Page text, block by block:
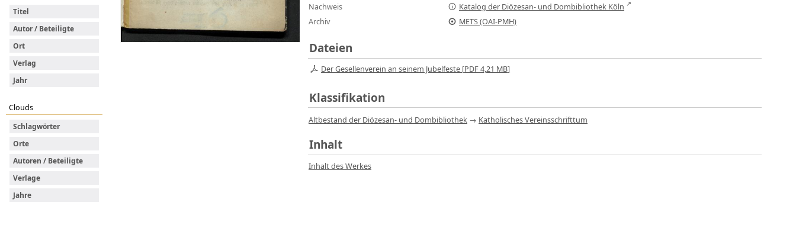
Titel
Autor / Beteiligte
Ort
Verlag
Jahr
Clouds
Schlagwörter
Orte
Autoren / Beteiligte
Verlage
Jahre
Nachweis
Katalog der Diözesan- und Dombibliothek Köln
Archiv
METS (OAI-PMH)
Dateien
Der Gesellenverein an seinem Jubelfeste [PDF4,21 MB]
Klassifikation
Altbestand der Diözesan- und Dombibliothek → Katholisches Vereinsschrifttum
Inhalt
Inhalt des Werkes